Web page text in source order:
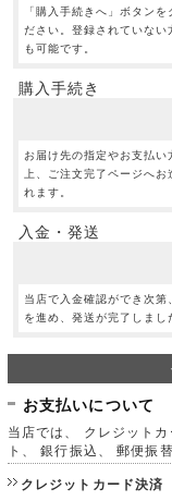
「購入手続きへ」ボタン
ださい。登録されていない
も可能です。
購入手続き
お届け先の指定やお支払
上、ご注文完了ページへ
れます。
入金・発送
当店で入金確認ができ次
を進め、発送が完了しまし
お支払いについて
当店では、 クレジット
ト、 銀行振込、 郵便振
クレジットカード決済